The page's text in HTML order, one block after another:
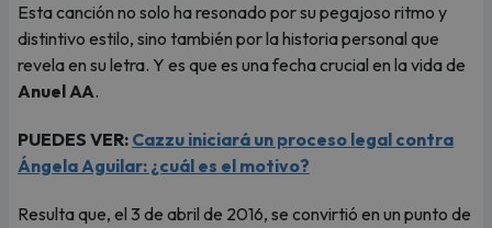
Esta canción no solo ha resonado por su pegajoso ritmo y
distintivo estilo, sino también por la historia personal que
revela en su letra. Y es que es una fecha crucial en la vida de
Anuel AA.
PUEDES VER: Cazzu iniciará un proceso legal contra
Ángela Aguilar: ¿cuál es el motivo?
Resulta que, el 3 de abril de 2016, se convirtió en un punto de